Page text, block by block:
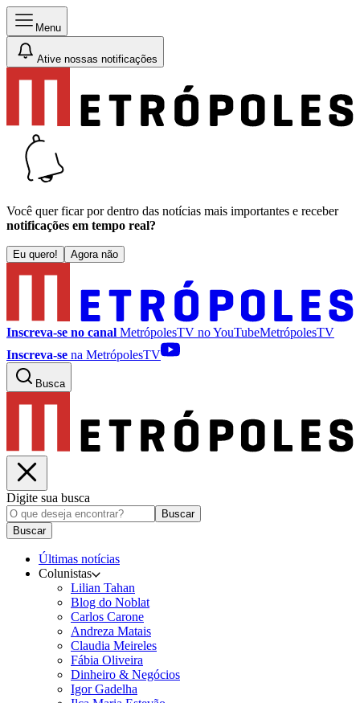
Menu
Ative nossas notificações
Você quer ficar por dentro das notícias mais importantes e receber
notificações em tempo real?
Eu quero! Agora não
Inscreva-se no canal MetrópolesTV noYouTubeMetrópolesTV
Inscreva-se na MetrópolesTV
Busca
Digite sua busca
Buscar
Buscar
Últimas notícias
Colunistas
Lilian Tahan
Blog do Noblat
Carlos Carone
Andreza Matais
Claudia Meireles
Fábia Oliveira
Dinheiro & Negócios
Igor Gadelha